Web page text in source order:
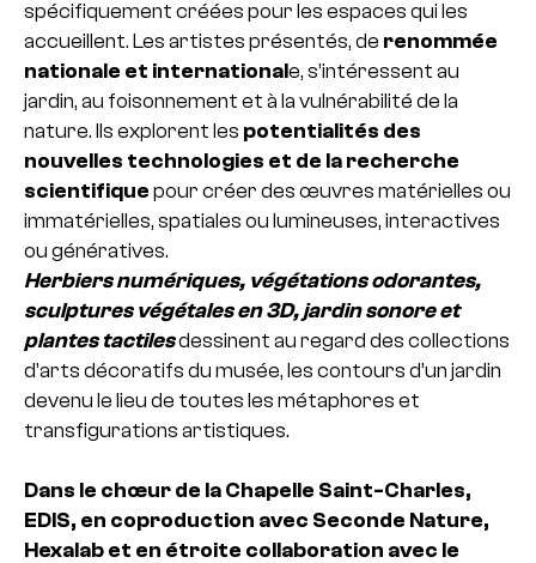
spécifiquement créées pour les espaces qui les
accueillent. Les artistes présentés, de renommée
nationale et internationale, s’intéressent au
jardin, au foisonnement et à la vulnérabilité de la
nature. Ils explorent les potentialités des
nouvelles technologies et de la recherche
scientifique pour créer des œuvres matérielles ou
immatérielles, spatiales ou lumineuses, interactives
ou génératives.
Herbiers numériques, végétations odorantes,
sculptures végétales en 3D, jardin sonore et
plantes tactilesdessinent au regard des collections
d’arts décoratifs du musée, les contours d’un jardin
devenu le lieu de toutes les métaphores et
transfigurations artistiques.
Dans le chœur de la Chapelle Saint-Charles,
EDIS, en coproduction avec Seconde Nature,
Hexalab et en étroite collaboration avec le